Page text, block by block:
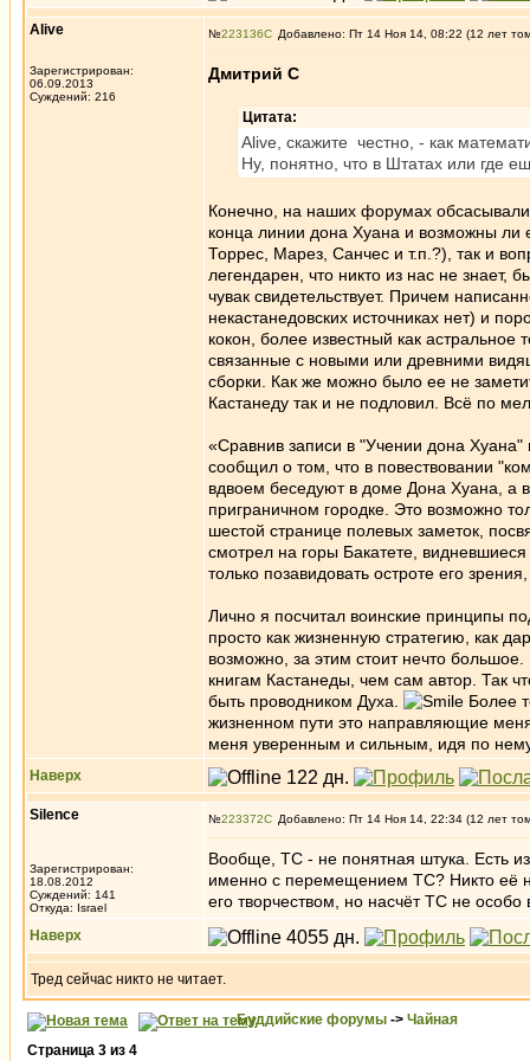
Alive
Зарегистрирован:
06.09.2013
Суждений: 216
№223136 Добавлено: Пт 14 Ноя 14, 08:22 (12 лет
Дмитрий С
Цитата:
Alive, скажите честно, - как
Ну, понятно, что в Штатах или где
Конечно, на наших форумах
конца линии дона Хуана и возможны ли
Торрес, Марез, Санчес и т.п.?), так и
легендарен, что никто из нас не знает,
чувак свидетельствует. Причем
некастанедовских источниках нет) и
кокон, более известный как
связанные с новыми или древними
сборки. Как же можно было ее не
Кастанеду так и не подловил. Всё по
«Сравнив записи в "Учении дона
сообщил о том, что в повествовании
вдвоем беседуют в доме Дона Хуана, а
приграничном городке. Это возможно
шестой странице полевых заметок,
смотрел на горы Бакатете,
только позавидовать остроте его
Лично я посчитал воинские принципы
просто как жизненную стратегию, как
возможно, за этим стоит нечто
книгам Кастанеды, чем сам автор. Так
быть проводником Духа.
Более
жизненном пути это направляющие
меня уверенным и сильным, идя по
Наверх
Silence
Зарегистрирован:
18.08.2012
Суждений: 141
Откуда: Israel
№223372 Добавлено: Пт 14 Ноя 14, 22:34 (12 лет
Вообще, ТС - не понятная штука. Есть
именно с перемещением ТС? Никто её
его творчеством, но насчёт ТС не особо
Наверх
Тред сейчас никто не читает.
Буддийские форумы -> Чайная
Страница 3 из 4